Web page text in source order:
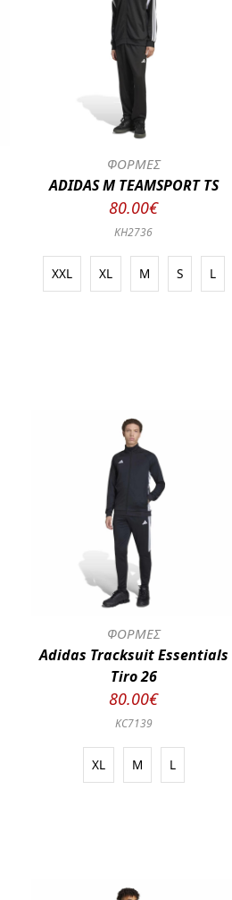
ΦΟΡΜΕΣ
ADIDAS M TEAMSPORT TS
80.00€
KH2736
XXL XL M S L
ΦΟΡΜΕΣ
Adidas Tracksuit Essentials
Tiro 26
80.00€
KC7139
XL M L